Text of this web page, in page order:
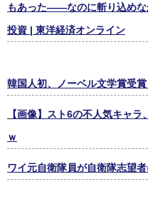
もあった――なのに斬り込めな
投資 | 東洋経済オンライン
韓国人初、ノーベル文学賞受
【画像】スト6の不人気キャ
ｗ
ワイ元自衛隊員が自衛隊志望